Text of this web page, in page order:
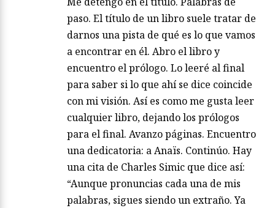
paso. El título de un libro suele tratar de
darnos una pista de qué es lo que vamos
a encontrar en él. Abro el libro y
encuentro el prólogo. Lo leeré al final
para saber si lo que ahí se dice coincide
con mi visión. Así es como me gusta leer
cualquier libro, dejando los prólogos
para el final. Avanzo páginas. Encuentro
una dedicatoria: a Anaïs. Continúo. Hay
una cita de Charles Simic que dice así:
“Aunque pronuncias cada una de mis
palabras, sigues siendo un extraño. Ya